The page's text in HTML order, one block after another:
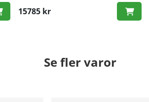
15785 kr
Se fler varor